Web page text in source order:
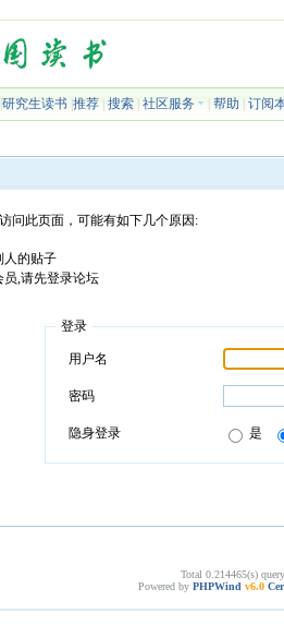
研究生读书| 推荐| 搜索| 社区服务 帮助
订阅
问此页面，可能有如下几个原因:
人的贴子
,请先登录论坛
登录
用户名
密码
隐身登录 是
Total 0.214465(s)
Powered by PHPWind v6.0